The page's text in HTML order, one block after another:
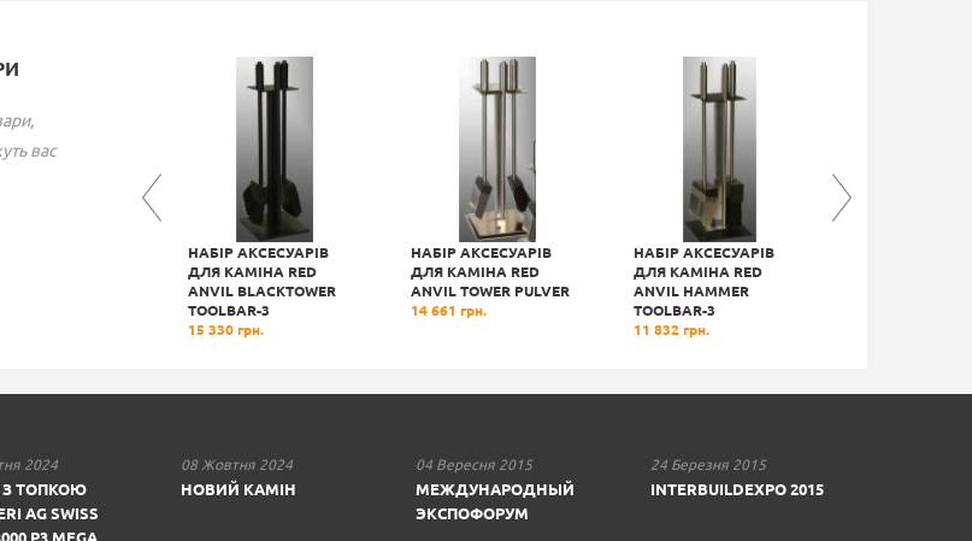
вас
НАБІР АКСЕСУАРІВ
ДЛЯ КАМІНА RED
ANVIL BLACKTOWER
TOOLBAR-3
15 330 грн.
НАБІР АКСЕСУАРІВ
ДЛЯ КАМІНА RED
ANVIL TOWER PULVER
14 661 грн.
НАБІР АКСЕСУАРІВ
ДЛЯ КАМІНА RED
ANVIL HAMMER
TOOLBAR-3
11 832 грн.
2024
З ТОПКОЮ
AG SWISS
08 Жовтня 2024
НОВИЙ КАМІН
04 Вересня 2015
МЕЖДУНАРОДНЫЙ
ЭКСПОФОРУМ
24 Березня 2015
INTERBUILDEXPO 2015